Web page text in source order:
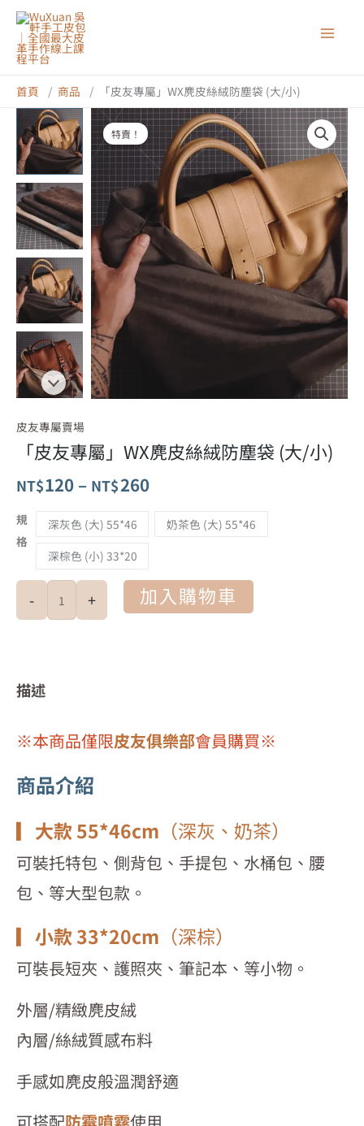
首頁 商品 「皮友專屬」WX麂皮絲絨防塵袋 (大/小)
特賣！
皮友專屬賣場
「皮友專屬」WX麂皮絲絨防塵袋 (大/小)
NT$120 – NT$260價
圍：
NT$120
規
格
深灰色 (大) 55*46
奶茶色 (大) 55*46
深棕色 (小) 33*20
-
麂
絲
絨
防
塵
小)
數
量
+ 加入購物車
描述
※本商品僅限皮友俱樂部會員購買※
商品介紹
▎ 大款 55*46cm （深灰、奶茶）
可裝托特包、側背包、手提包、水桶包、腰
包、等大型包款。
▎ 小款 33*20cm （深棕）
可裝長短夾、護照夾、筆記本、等小物。
外層/精緻麂皮絨
內層/絲絨質感布料
手感如麂皮般溫潤舒適